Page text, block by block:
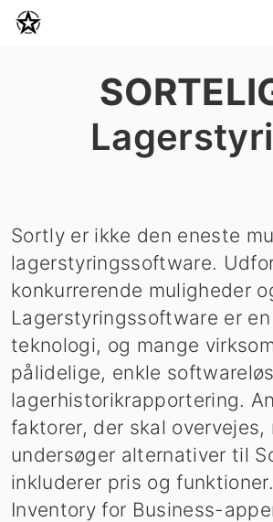
Sortly er ikke den eneste
lagerstyringssoftware.
konkurrerende muligheder
Lagerstyringssoftware er
teknologi, og mange
pålidelige, enkle
lagerhistorikrapportering.
faktorer, der skal overvejes,
undersøger alternativer til
inkluderer pris og
Inventory for Business-